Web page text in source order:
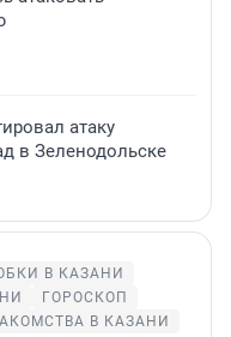
атаку
в Зеленодольске
В КАЗАНИ
ГОРОСКОП
В КАЗАНИ